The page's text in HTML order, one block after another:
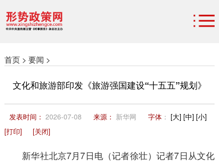
首页 > 要闻 >
文化和旅游部印发《旅游强国建设“十五五”规划》
发表时间： 2026-07-08 来源： 新华网 字体： [大] [中] [小]
[打印]
[关闭]
新华社北京7月7日电（记者徐壮）记者7日从文化